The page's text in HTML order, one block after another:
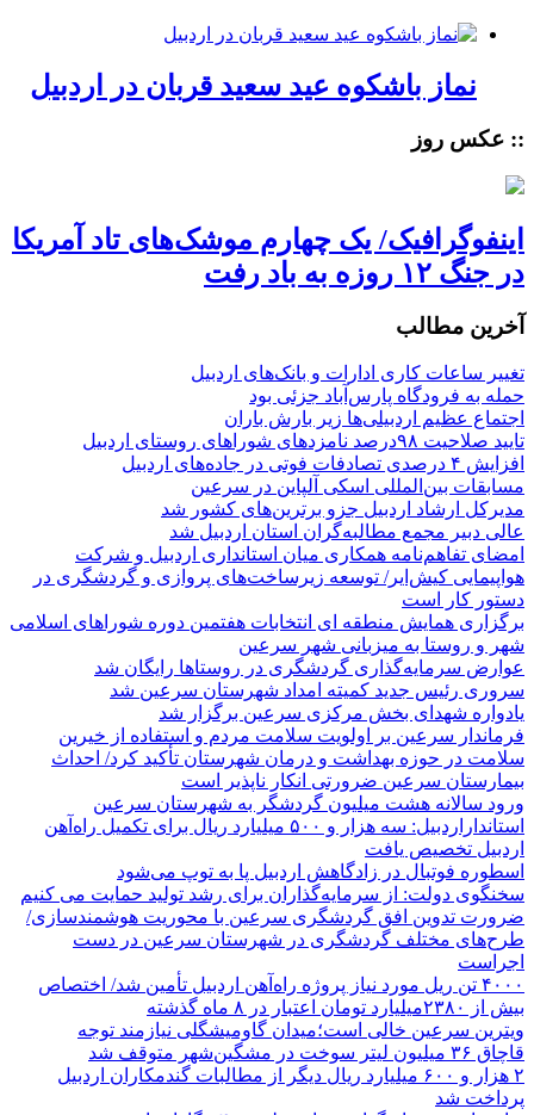
نماز باشکوه عید سعید قربان در اردبیل
:: عکس روز
اینفوگرافیک/ یک چهارم موشک‌های تاد آمریکا
در جنگ ۱۲ روزه به باد رفت
آخرین مطالب
تغییر ساعات کاری ادارات و بانک‌های اردبیل
حمله به فرودگاه پارس‌‌آباد جزئی بود
اجتماع عظیم اردبیلی‌ها زیر بارش باران
تایید صلاحیت ۹۸درصد نامزدهای شوراهای روستای اردبیل
افزایش ۴ درصدی تصادفات فوتی در جاده‌های اردبیل
مسابقات بین‌المللی اسکی آلپاین در سرعین
مدیرکل ارشاد اردبیل جزو برترین‌های کشور شد
عالی دبیر مجمع مطالبه‌گران استان اردبیل شد
امضای تفاهم‌نامه همکاری میان استانداری اردبیل و شرکت
هواپیمایی کیش‌ایر/ توسعه زیرساخت‌های پروازی و گردشگری در
دستور کار است
برگزاری همایش منطقه ای انتخابات هفتمین دوره شوراهای اسلامی
شهر و روستا به میزبانی شهر سرعین
عوارض سرمایه‌گذاری گردشگری در روستاها رایگان شد
سروری رئیس جدید کمیته امداد شهرستان سرعین شد
یادواره شهدای بخش مرکزی سرعین برگزار شد
فرماندار سرعین بر اولویت سلامت مردم و استفاده از خیرین
سلامت در حوزه بهداشت و درمان شهرستان تأکید کرد/ احداث
بیمارستان سرعین ضرورتی انکار ناپذیر است
ورود سالانه هشت میلیون گردشگر به شهرستان سرعین
استانداراردبیل: سه هزار و ۵۰۰ میلیارد ریال برای تکمیل راه‌آهن
اردبیل تخصیص یافت
اسطوره فوتبال در زادگاهش اردبیل پا به توپ می‌شود
سخنگوی دولت: از سرمایه‌گذاران برای رشد تولید حمایت می کنیم
ضرورت تدوین افق گردشگری سرعین با محوریت هوشمندسازی/
طرح‌های مختلف گردشگری در شهرستان سرعین در دست
اجراست
۴۰۰۰ تن ریل مورد نیاز پروژه راه‌آهن اردبیل تأمین شد/ اختصاص
بیش از ۲۳۸۰میلیارد تومان اعتبار در ۸ ماه گذشته
ویترین سرعین خالی است؛میدان گاومیشگلی نیازمند توجه
قاچاق ۳۶ میلیون لیتر سوخت در مشگین‌شهر متوقف شد
۲ هزار و ۶۰۰‌ میلیارد ریال دیگر از مطالبات گندمکاران اردبیل
پرداخت شد